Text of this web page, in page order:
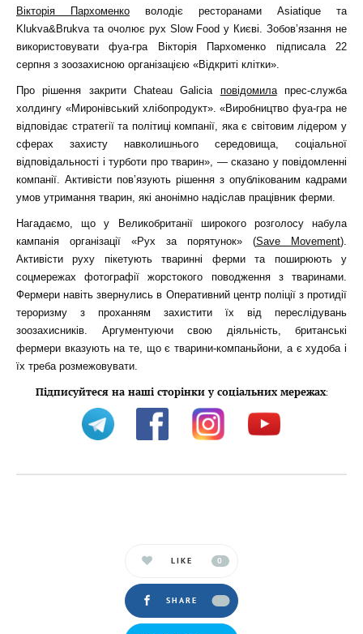
Вікторія Пархоменко володіє ресторанами Asiatique та
Klukva&Brukva та очолює рух Slow Food у Києві. Зобов’язання не
використовувати фуа-гра Вікторія Пархоменко підписала 22
серпня з зоозахисною організацією «Відкриті клітки».
Про рішення закрити Chateau Galicia повідомилапрес-служба
холдингу «Миронівський хлібопродукт». «Виробництво фуа-гра не
відповідає стратегії та політиці компанії, яка є світовим лідером у
сферах захисту навколишнього середовища, соціальної
відповідальності і турботи про тварин», — сказано у повідомленні
компанії. Активісти пов’язують рішення з опублікованим кадрами
умов утримання тварин, які анонімно надіслав працівник ферми.
Нагадаємо, що у Великобританії широкого розголосу набула
кампанія організації «Рух за порятунок» (Save Movement).
Активісти руху пікетують тваринні ферми та поширюють у
соцмережах фотографії жорстокого поводження з тваринами.
Фермери навіть звернулись в Оперативний центр поліції з протидії
тероризму з проханням захистити їх від переслідувань
зоозахисників. Аргументуючи свою діяльність, британські
фермери вказують на те, що є тварини-компаньйони, а є худоба і
їх треба розмежовувати.
Підписуйтеся на наші сторінки у соціальних мережах:
LIKE 0
SHARE